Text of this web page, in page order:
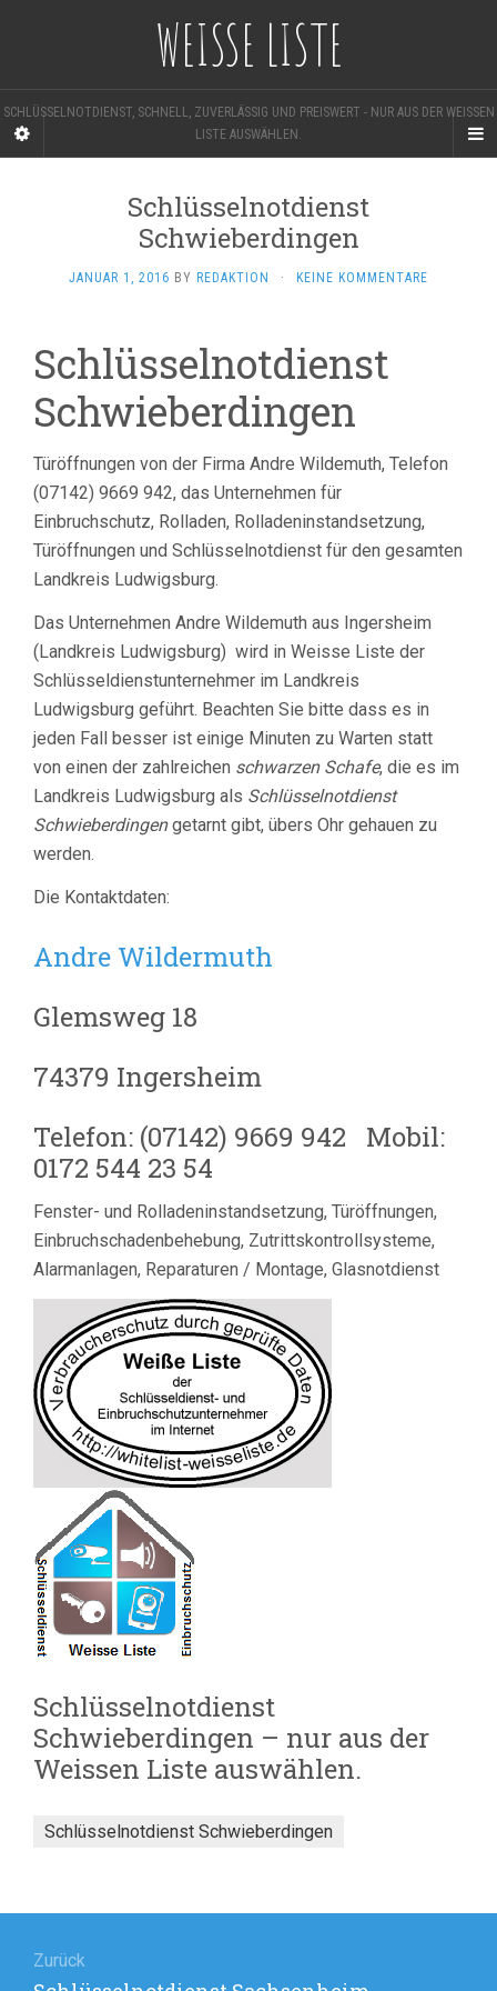
WEISSE LISTE
SCHLÜSSELNOTDIENST, SCHNELL, ZUVERLÄSSIG UND PREISWERT - NUR AUS DER WEISSEN L
ISTE AUSWÄHLEN.
Schlüsselnotdienst
Schwieberdingen
JANUAR 1, 2016 BY REDAKTION · KEINE KOMMENTARE
Schlüsselnotdienst
Schwieberdingen
Türöffnungen von der Firma Andre Wildemuth, Telefon
(07142) 9669 942, das Unternehmen für
Einbruchschutz, Rolladen, Rolladeninstandsetzung,
Türöffnungen und Schlüsselnotdienst für den gesamten
Landkreis Ludwigsburg.
Das Unternehmen Andre Wildemuth aus Ingersheim
(Landkreis Ludwigsburg) wird in Weisse Liste der
Schlüsseldienstunternehmer im Landkreis
Ludwigsburg geführt. Beachten Sie bitte dass es in
jeden Fall besser ist einige Minuten zu Warten statt
von einen der zahlreichen schwarzen Schafe, die es im
Landkreis Ludwigsburg als Schlüsselnotdienst
Schwieberdingengetarnt gibt, übers Ohr gehauen zu
werden.
Die Kontaktdaten:
Andre Wildermuth
Glemsweg 18
74379 Ingersheim
Telefon: (07142) 9669 942 Mobil:
0172 544 23 54
Fenster- und Rolladeninstandsetzung, Türöffnungen,
Einbruchschadenbehebung, Zutrittskontrollsysteme,
Alarmanlagen, Reparaturen / Montage, Glasnotdienst
Schlüsselnotdienst
Schwieberdingen – nur aus der
Weissen Liste auswählen.
Schlüsselnotdienst Schwieberdingen
Zurück